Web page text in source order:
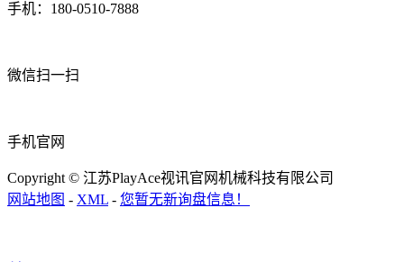
手机：180-0510-7888
微信扫一扫
手机官网
Copyright © 江苏PlayAce视讯官网机械科技有限公司
网站地图 - XML - 您暂无新询盘信息！